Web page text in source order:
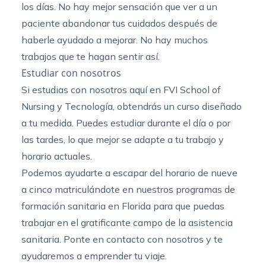
los días. No hay mejor sensación que ver a un
paciente abandonar tus cuidados después de
haberle ayudado a mejorar. No hay muchos
trabajos que te hagan sentir así.
Estudiar con nosotros
Si estudias con nosotros aquí en FVI School of
Nursing y Tecnología, obtendrás un curso diseñado
a tu medida. Puedes estudiar durante el día o por
las tardes, lo que mejor se adapte a tu trabajo y
horario actuales.
Podemos ayudarte a escapar del horario de nueve
a cinco matriculándote en nuestros programas de
formación sanitaria en Florida para que puedas
trabajar en el gratificante campo de la asistencia
sanitaria. Ponte en contacto con nosotros y te
ayudaremos a emprender tu viaje.